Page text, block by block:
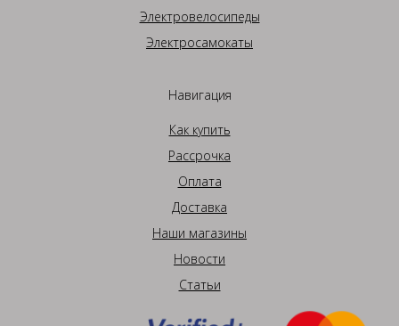
Электровелосипеды
Электросамокаты
Навигация
Как купить
Рассрочка
Оплата
Доставка
Наши магазины
Новости
Статьи